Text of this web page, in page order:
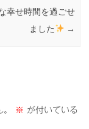
幸せ時間を過ごせ
ました
→
※ が付いている